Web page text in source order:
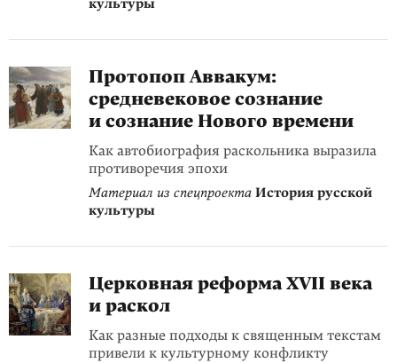
культуры
Протопоп Аввакум:
средневековое сознание
и сознание Нового времени
Как автобиография раскольника выразила
противоречия эпохи
Материал из спецпроекта История русской
культуры
Церковная реформа XVII века
и раскол
Как разные подходы к священным текстам
привели к культурному конфликту